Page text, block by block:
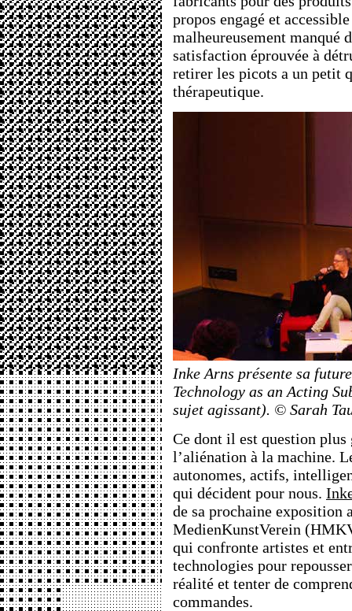
propos engagé et
malheureusement manqué
satisfaction éprouvée à
retirer les picots a un petit
thérapeutique.
Inke Arns présente sa
Technology as an Acting
sujet agissant). © Sarah
Ce dont il est question plus
l’aliénation à la machine.
autonomes, actifs,
qui décident pour nous.
de sa prochaine exposition
MedienKunstVerein
qui confronte artistes et
technologies pour
réalité et tenter de
commandes.